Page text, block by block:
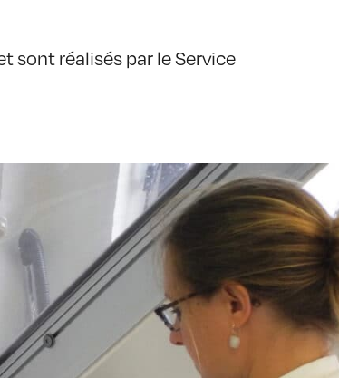
sont réalisés par le Service